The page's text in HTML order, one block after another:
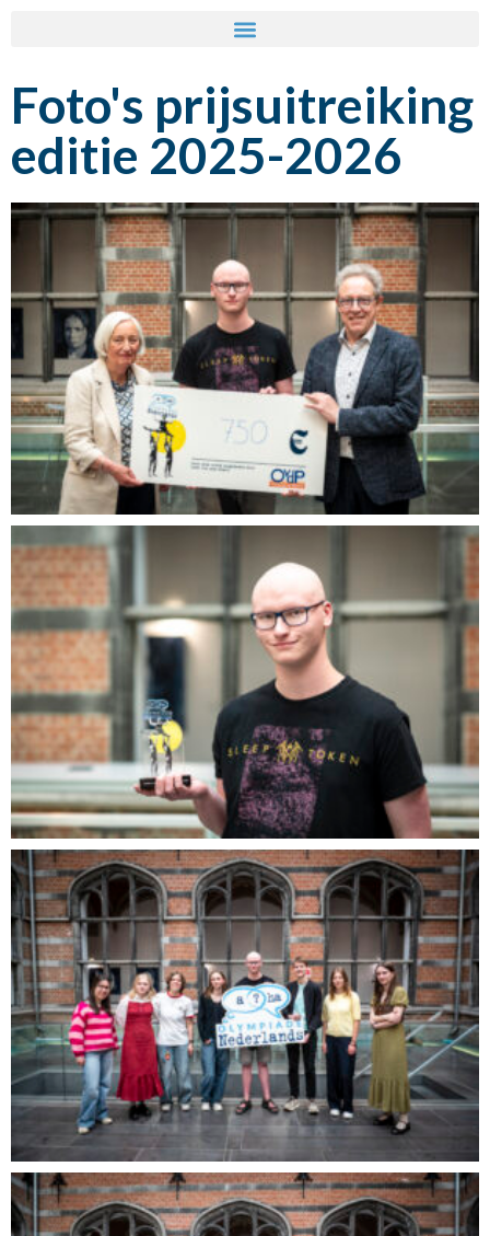
Foto's prijsuitreiking
editie 2025-2026